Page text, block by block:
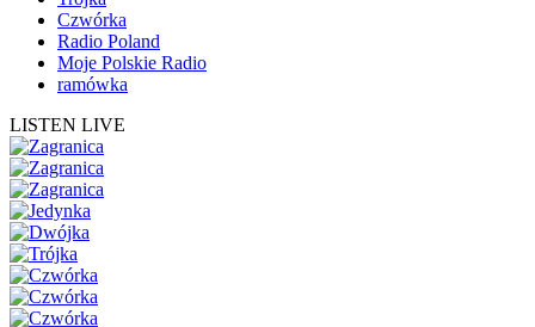
Czwórka
Radio Poland
Moje Polskie Radio
ramówka
LISTEN LIVE